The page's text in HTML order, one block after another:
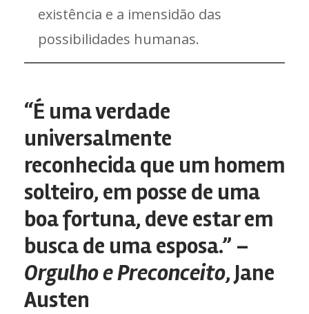
existência e a imensidão das
possibilidades humanas.
“É uma verdade
universalmente
reconhecida que um homem
solteiro, em posse de uma
boa fortuna, deve estar em
busca de uma esposa.” –
Orgulho e Preconceito, Jane
Austen